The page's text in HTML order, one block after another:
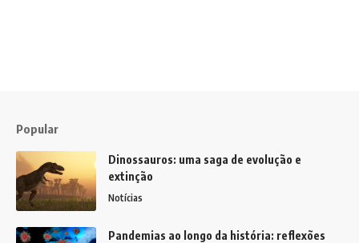
Popular
Dinossauros: uma saga de evolução e
extinção
Notícias
Pandemias ao longo da história: reflexões